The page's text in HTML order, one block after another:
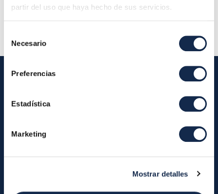
partir del uso que haya hecho de sus servicios.
consentimiento
Necesario
Preferencias
Estadística
Marketing
Mostrar detalles
Descripción:
Iberpay
About us